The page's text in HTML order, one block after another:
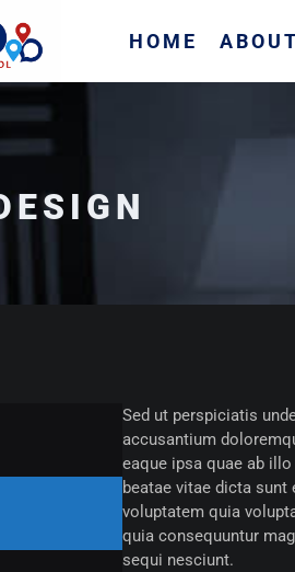
HOME
Sed ut perspiciatis
accusantium
eaque ipsa quae ab
beatae vitae dicta
voluptatem quia
quia consequuntur
sequi nesciunt.